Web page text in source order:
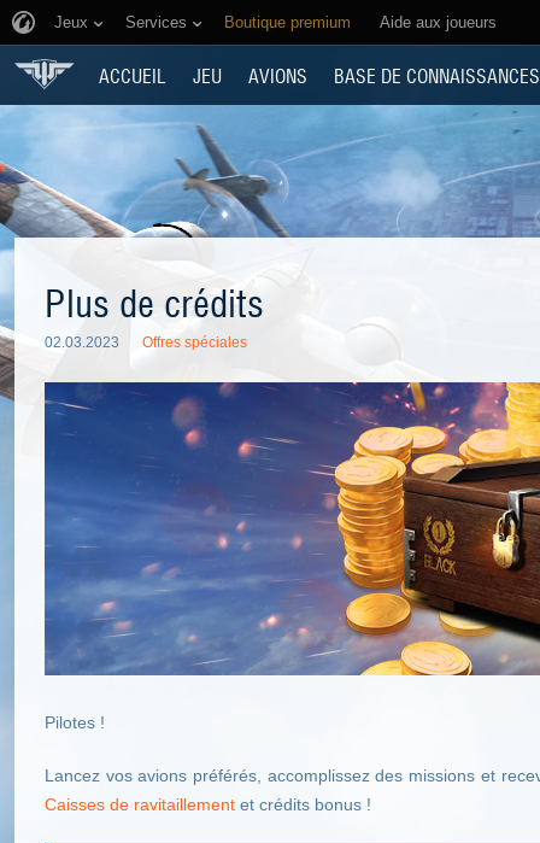
Jeux Services Boutique premium Aide aux joueurs
ACCUEIL JEU AVIONS BASE DE CONNAISSANCES
Plus de crédits
02.03.2023 Offres spéciales
Pilotes !
Lancez vos avions préférés, accomplissez des missions et
Caisses de ravitaillement et crédits bonus !